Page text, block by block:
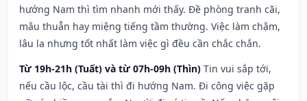
hướng Nam thì tìm nhanh mới thấy. Đề phòng tranh cãi,
mâu thuẫn hay miệng tiếng tầm thường. Việc làm chậm,
lâu la nhưng tốt nhất làm việc gì đều cần chắc chắn.
Từ 19h-21h (Tuất) và từ 07h-09h (Thìn) Tin vui sắp tới,
nếu cầu lộc, cầu tài thì đi hướng Nam. Đi công việc gặp